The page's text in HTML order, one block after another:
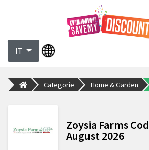
IT
Categorie Home & Garden
Zoysia Farms
August 2026